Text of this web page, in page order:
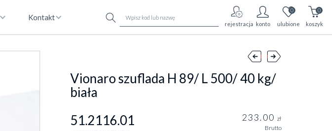
Kontakt
rejestracja konto
0
ulubione
0
koszyk
Vionaro szuflada H 89/ L 500/ 40 kg/
biała
51.2116.01
233.00 zł
Brutto